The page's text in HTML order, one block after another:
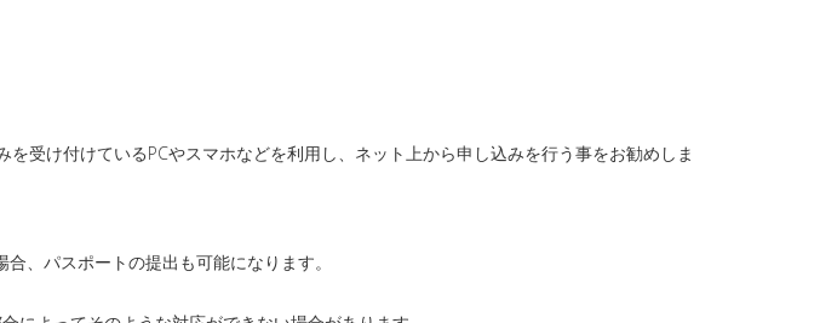
受け付けているPCやスマホなどを利用し、ネット上から申し込みを行う事をお勧めしま
、パスポートの提出も可能になります。